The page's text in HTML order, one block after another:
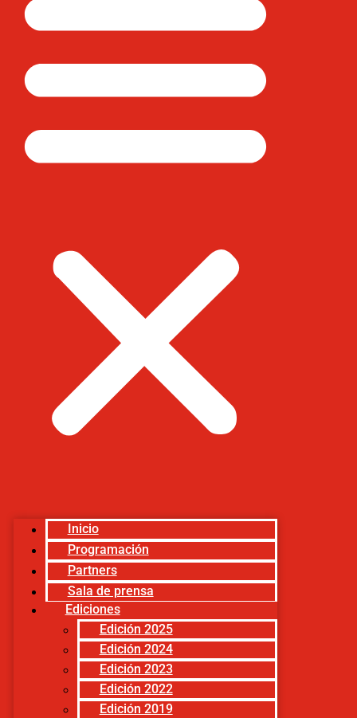
Inicio
Programación
Partners
Sala de prensa
Ediciones
Edición 2025
Edición 2024
Edición 2023
Edición 2022
Edición 2019